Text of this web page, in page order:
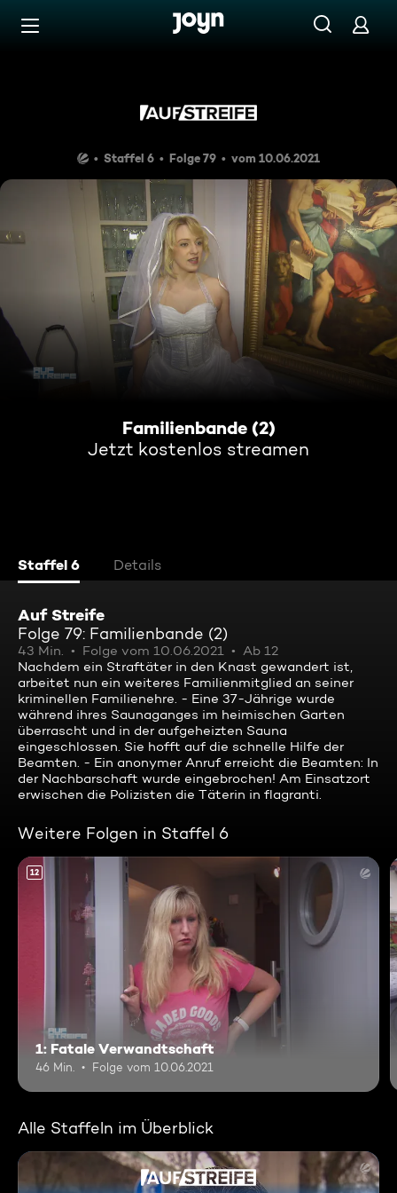
Zum Inhalt springen
Staffel 6 Folge 79 vom 10.06.2021
Familienbande (2)
Jetzt kostenlos streamen
Staffel 6 Details
Auf Streife
Folge 79: Familienbande (2)
43 Min. Folge vom 10.06.2021
Ab 12
Nachdem ein Straftäter in den Knast gewandert ist,
arbeitet nun ein weiteres Familienmitglied an seiner
kriminellen Familienehre. - Eine 37-Jährige wurde
während ihres Saunaganges im heimischen Garten
überrascht und in der aufgeheizten Sauna
eingeschlossen. Sie hofft auf die schnelle Hilfe der
Beamten. - Ein anonymer Anruf erreicht die Beamten: In
der Nachbarschaft wurde eingebrochen! Am Einsatzort
erwischen die Polizisten die Täterin in flagranti.
Weitere Folgen in Staffel 6
12
1: Fatale Verwandtschaft
46 Min. Folge vom 10.06.2021
Alle Staffeln im Überblick